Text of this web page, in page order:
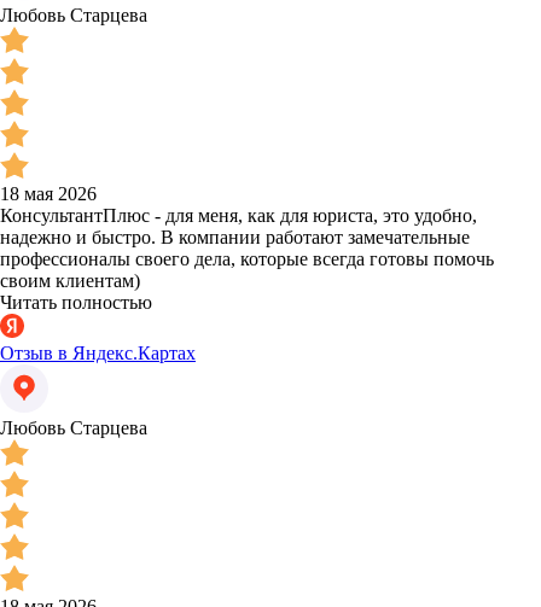
Любовь Старцева
18 мая 2026
КонсультантПлюс - для меня, как для юриста, это удобно,
надежно и быстро. В компании работают замечательные
профессионалы своего дела, которые всегда готовы помочь
своим клиентам)
Читать полностью
Отзыв в Яндекс.Картах
Любовь Старцева